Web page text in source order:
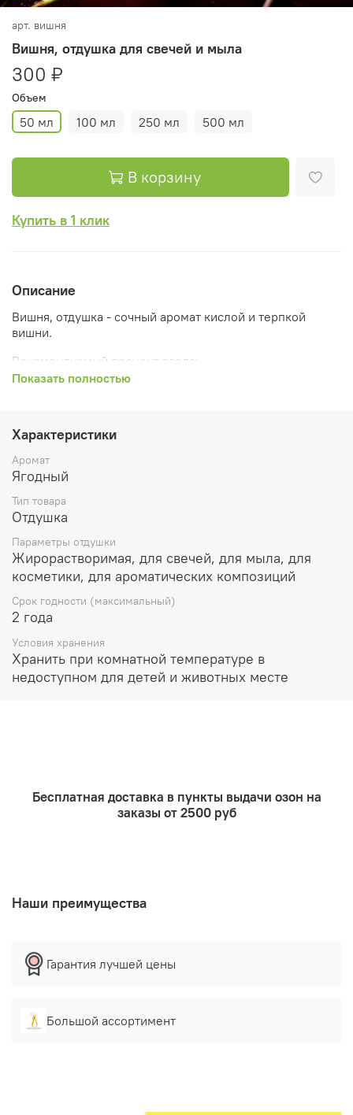
арт. вишня
Вишня, отдушка для свечей и мыла
300 ₽
Объем
50 мл 100 мл 250 мл 500 мл
В корзину
Купить в 1 клик
Описание
Вишня, отдушка - сочный аромат кислой и терпкой
вишни.
Рекомендуемый процент ввода:
Лосьоны и парфюмерия до 5%
Масла для ванны, мыло, гели до 5%
Очищающие продукты до 5%
Показать полностью
Характеристики
Аромат
Ягодный
Тип товара
Отдушка
Параметры отдушки
Жирорастворимая, для свечей, для мыла, для
косметики, для ароматических композиций
Срок годности (максимальный)
2 года
Условия хранения
Хранить при комнатной температуре в
недоступном для детей и животных месте
Бесплатная доставка в пункты выдачи озон на
заказы от 2500 руб
Наши преимущества
Гарантия лучшей цены
Большой ассортимент